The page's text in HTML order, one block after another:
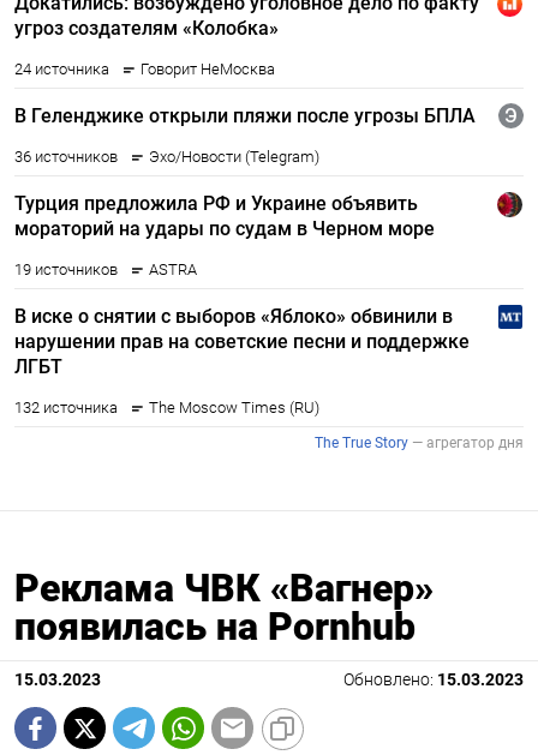
Реклама ЧВК «Вагнер»
появилась на Pornhub
15.03.2023 Обновлено: 15.03.2023